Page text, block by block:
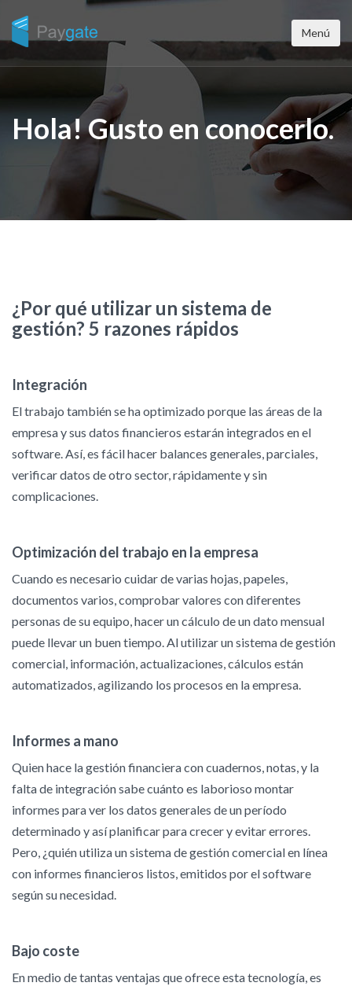
Menú
Hola! Gusto en conocerlo.
¿Por qué utilizar un sistema de
gestión? 5 razones rápidos
Integración
El trabajo también se ha optimizado porque las áreas de la
empresa y sus datos financieros estarán integrados en el
software. Así, es fácil hacer balances generales, parciales,
verificar datos de otro sector, rápidamente y sin
complicaciones.
Optimización del trabajo en la empresa
Cuando es necesario cuidar de varias hojas, papeles,
documentos varios, comprobar valores con diferentes
personas de su equipo, hacer un cálculo de un dato mensual
puede llevar un buen tiempo. Al utilizar un sistema de gestión
comercial, información, actualizaciones, cálculos están
automatizados, agilizando los procesos en la empresa.
Informes a mano
Quien hace la gestión financiera con cuadernos, notas, y la
falta de integración sabe cuánto es laborioso montar
informes para ver los datos generales de un período
determinado y así planificar para crecer y evitar errores.
Pero, ¿quién utiliza un sistema de gestión comercial en línea
con informes financieros listos, emitidos por el software
según su necesidad.
Bajo coste
En medio de tantas ventajas que ofrece esta tecnología, es